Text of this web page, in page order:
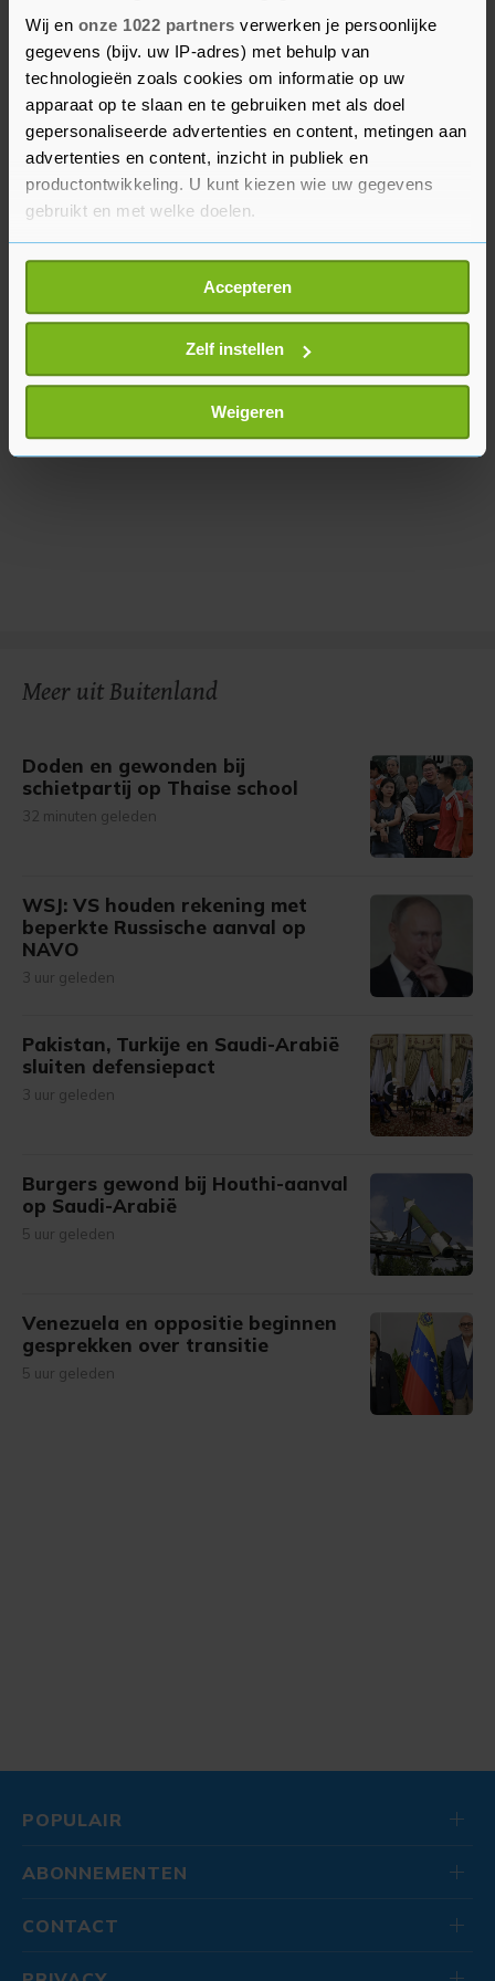
Wij en onze 1022 partners verwerken je persoonlijke
gegevens (bijv. uw IP-adres) met behulp van
technologieën zoals cookies om informatie op uw
apparaat op te slaan en te gebruiken met als doel
gepersonaliseerde advertenties en content, metingen aan
advertenties en content, inzicht in publiek en
productontwikkeling. U kunt kiezen wie uw gegevens
gebruikt en met welke doelen.
Als u het toestaat, willen we ook graag:
Informatie verzamelen over uw geografische
locatie, die tot een paar meter nauwkeurig kan zijn
Uw apparaat identificeren door het actief te
scannen op specifieke eigenschappen (fingerprinting)
Lees meer over hoe uw persoonlijke gegevens worden
verwerkt en stel uw voorkeuren in het
U kunt uw toestemming op elk moment wijzigen of
Accepteren
Zelf instellen
Weigeren
beschermen en te voorkomen dat Twitch gebruikt
wordt om aan te zetten tot verder geweld", aldus
het platform.
Twitch deed het account van Trump afgelopen
juni ook tijdelijk op slot vanwege hatelijk gedrag.
De president heeft er ruim 150.000 volgers.
Meer uit Buitenland
Doden en gewonden bij
schietpartij op Thaise school
32 minuten geleden
WSJ: VS houden rekening met
beperkte Russische aanval op
NAVO
3 uur geleden
Pakistan, Turkije en Saudi-Arabië
sluiten defensiepact
3 uur geleden
Burgers gewond bij Houthi-aanval
op Saudi-Arabië
5 uur geleden
Venezuela en oppositie beginnen
gesprekken over transitie
5 uur geleden
POPULAIR
ABONNEMENTEN
CONTACT